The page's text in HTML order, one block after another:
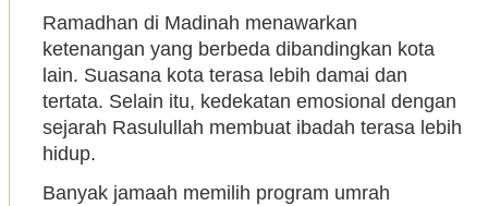
Ramadhan di Madinah menawarkan
ketenangan yang berbeda dibandingkan kota
lain. Suasana kota terasa lebih damai dan
tertata. Selain itu, kedekatan emosional dengan
sejarah Rasulullah membuat ibadah terasa lebih
hidup.
Banyak jamaah memilih program umrah